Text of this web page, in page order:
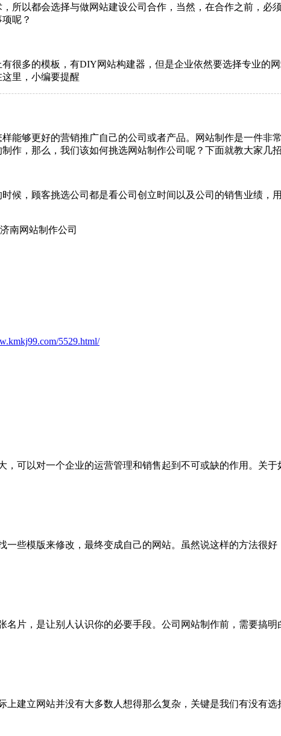
所以都会选择与做网站建设公司合作，当然，在合作之前，必
呢？
很多的模板，有DIY网站构建器，但是企业依然要选择专业的
里，小编要提醒
能够更好的营销推广自己的公司或者产品。网站制作是一件
作，那么，我们该如何挑选网站制作公司呢？下面就教大家几招
候，顾客挑选公司都是看公司创立时间以及公司的销售业绩，
南网站制作公司
5529.html/
，可以对一个企业的运营管理和销售起到不可或缺的作用。关
一些模版来修改，最终变成自己的网站。虽然说这样的方法很
名片，是让别人认识你的必要手段。公司网站制作前，需要搞
上建立网站并没有大多数人想得那么复杂，关键是我们有没有